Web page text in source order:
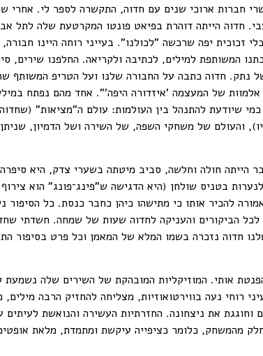
חברות ארוכי שנים עם חדוה, התקשרה לספר לי. אחרי
חדוה הייתה דוהרת בפיאט פונטו המקרטעת שלה לתל
זכוכית יפה שרכשה "לכולנו". בעייני רוחה היינו
המשותפת למילים, לכתיבה ולקריאה. החלפנו שירים,
נתק. חדוה כתבה על החבורה שלנו ועל הטריפ המשותף
אלמוות של המעצמה 'איזדורה היפה'". אחד מהם נפתח
שיודעת להתנהל בין העולמות: עולם ה"מציאות"
והעולם של משחקי השפה, של השירה ושל הדמיון,
הייתה חולה וחלשה, סביב מיטתה בשערי צדק, היא
בטניס שולחן (היא הדגישה ש"פינג־פונג" הוא
להכיר אותו כי מתישהו כיהן כחבר כנסת. כל הסיפור
הביקורים והעניקה לחדוה שעות של שמחה. חשדתי
חדוה נזכרה בשמו המלא של המאמן וכל פרט בסיפור
אותי. המוזיקליות המובהקת של השירים שלה נשמעת
רוחי נעה בווירטואוזיות, מצליחה להחזיק הרבה
וחוגגת את ניצחונה. החזרתיות העשירה והנואשת לעיתים
מהמשחק, כלומר כציפייה עיקשת ומתמדת, מלאת